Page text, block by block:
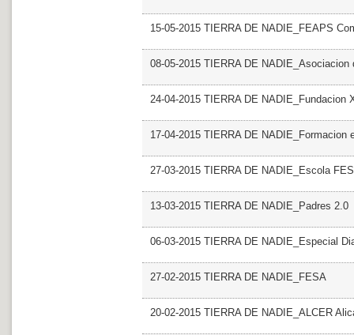
15-05-2015 TIERRA DE NADIE_FEAPS
08-05-2015 TIERRA DE NADIE_Asociacion
24-04-2015 TIERRA DE NADIE_Fundacion
17-04-2015 TIERRA DE NADIE_Formacion
27-03-2015 TIERRA DE NADIE_Escola
13-03-2015 TIERRA DE NADIE_Padres 2.0
06-03-2015 TIERRA DE NADIE_Especial
27-02-2015 TIERRA DE NADIE_FESA
20-02-2015 TIERRA DE NADIE_ALCER